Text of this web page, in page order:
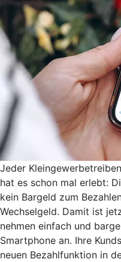
Jeder
hat es schon mal erlebt:
kein Bargeld zum
Wechselgeld. Damit ist
nehmen einfach und
Smartphone an. Ihre
neuen Bezahlfunktion in